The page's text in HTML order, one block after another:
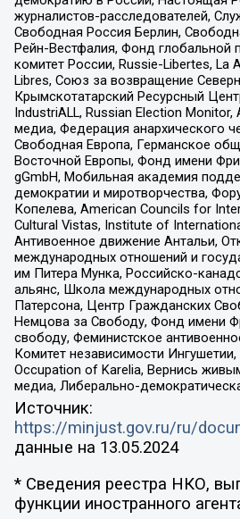
журналистов-расследователей,
Свободная Россия Берлин,
Рейн-Вестфалия, Фонд глобальной
комитет России, Russie-Libertes, La
Libres, Союз за возвращение
Крымскотатарский Ресурсный
IndustriALL, Russian Election
медиа, Федерация анархического
Свободная Европа, Германское
Восточной Европы, Фонд имени
gGmbH, Мобильная академия
демократии и миротворчества,
Копелева, American Councils for
Cultural Vistas, Institute of
Антивоенное движение Антальи,
международных отношений и
им Питера Мунка, Российско-
альянс, Школа международных
Патерсона, Центр Гражданских
Немцова за Свободу, Фонд имени
свободу, Феминистское
Комитет независимости
Occupation of Karelia, Вернись
медиа, Либерально-
Источник:
https://minjust.gov.ru/ru/
данные на 13.05.2024
* Сведения реестра НКО,
функции иностранного